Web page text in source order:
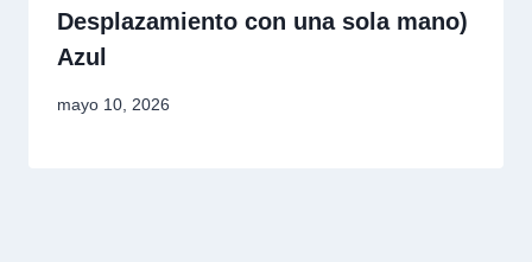
Desplazamiento con una sola mano)
Azul
mayo 10, 2026